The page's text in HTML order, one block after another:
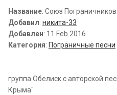
Название: Союз
Добавил: никита-33
Добавлен: 11 Feb 2016
Категория: Пограничные песни
группа Обелиск с авторской
Крыма"